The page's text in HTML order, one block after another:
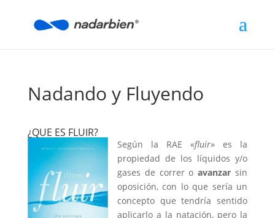
Nadando y Fluyendo
¿QUE ES FLUIR?
Según la RAE «fluir» es la
propiedad de los líquidos y/o
gases de correr oavanzar sin
oposición, con lo que sería un
concepto que tendría sentido
aplicarlo a la natación, pero la